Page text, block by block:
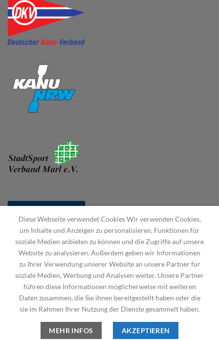
STARTSEITE HAUPTVEREIN
DEUTSCHER KANU-VERBAND
Copyright 2026 © Kanuverein des VfL Hüls e.V.
Diese Webseite verwendet Cookies Wir verwenden Cookies,
um Inhalte und Anzeigen zu personalisieren, Funktionen für
soziale Medien anbieten zu können und die Zugriffe auf unsere
Website zu analysieren. Außerdem geben wir Informationen
zu Ihrer Verwendung unserer Website an unsere Partner für
soziale Medien, Werbung und Analysen weiter. Unsere Partner
führen diese Informationen möglicherweise mit weiteren
Daten zusammen, die Sie ihnen bereitgestellt haben oder die
sie im Rahmen Ihrer Nutzung der Dienste gesammelt haben.
MEHR INFOS AKZEPTIEREN